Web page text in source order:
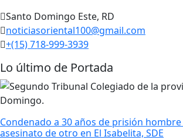
Santo Domingo Este, RD
noticiasoriental100@gmail.com
+(15) 718-999-3939
Lo último de Portada
Condenado a 30 años de prisión
asesinato de otro en El Isabelita, SDE